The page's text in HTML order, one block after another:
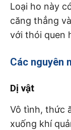
Loại ho này
căng thẳng
với thói quen
Các nguyên
Dị vật
Vô tình, thức
xuống khí